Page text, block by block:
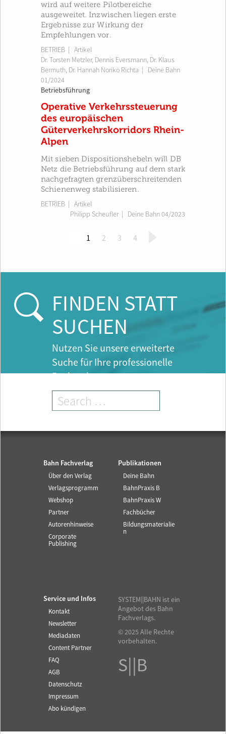
wird auf weitere Pilotbereiche
ausgeweitet. Inzwischen liegen erste
Ergebnisse zur Wirkung der
Empfehlungen vor.
BETRIEB | Artikel
Dr. Torsten Metzler, Dennis Eversmann, Dr. Klaus
Bermuth, Dr. Hannah Noriko Richta
Deine Bahn
01/2024
Betriebsführung
Operative Verkehrssteuerung
des europäischen
Güterverkehrskorridors Rhein-
Alpen
Mit sieben Dispositionshebeln will DB
Netz die Betriebsführung auf dem stark
nachgefragten grenzüberschreitenden
Schienenweg stabilisieren.
BETRIEB | Artikel
Philipp Scheufler| Deine Bahn 04/2023
1(
r
n
2 3 4
FINDEN STATT
SUCHEN
Nutzen Sie unsere erweiterte
Suche für Ihre professionelle
Recherche.
Bahn Fachverlag
Über den Verlag
Verlagsprogramm
Webshop
Partner
Autorenhinweise
Corporate
Publishing
Publikationen
Deine Bahn
BahnPraxis B
BahnPraxis W
Fachbücher
Bildungsmaterialie
n
Service und Infos
Kontakt
Newsletter
Mediadaten
Content Partner
FAQ
AGB
Datenschutz
Impressum
Abo kündigen
SYSTEM||BAHN ist ein
Angebot des Bahn
Fachverlags.
© 2025 Alle Rechte
vorbehalten.
S||B